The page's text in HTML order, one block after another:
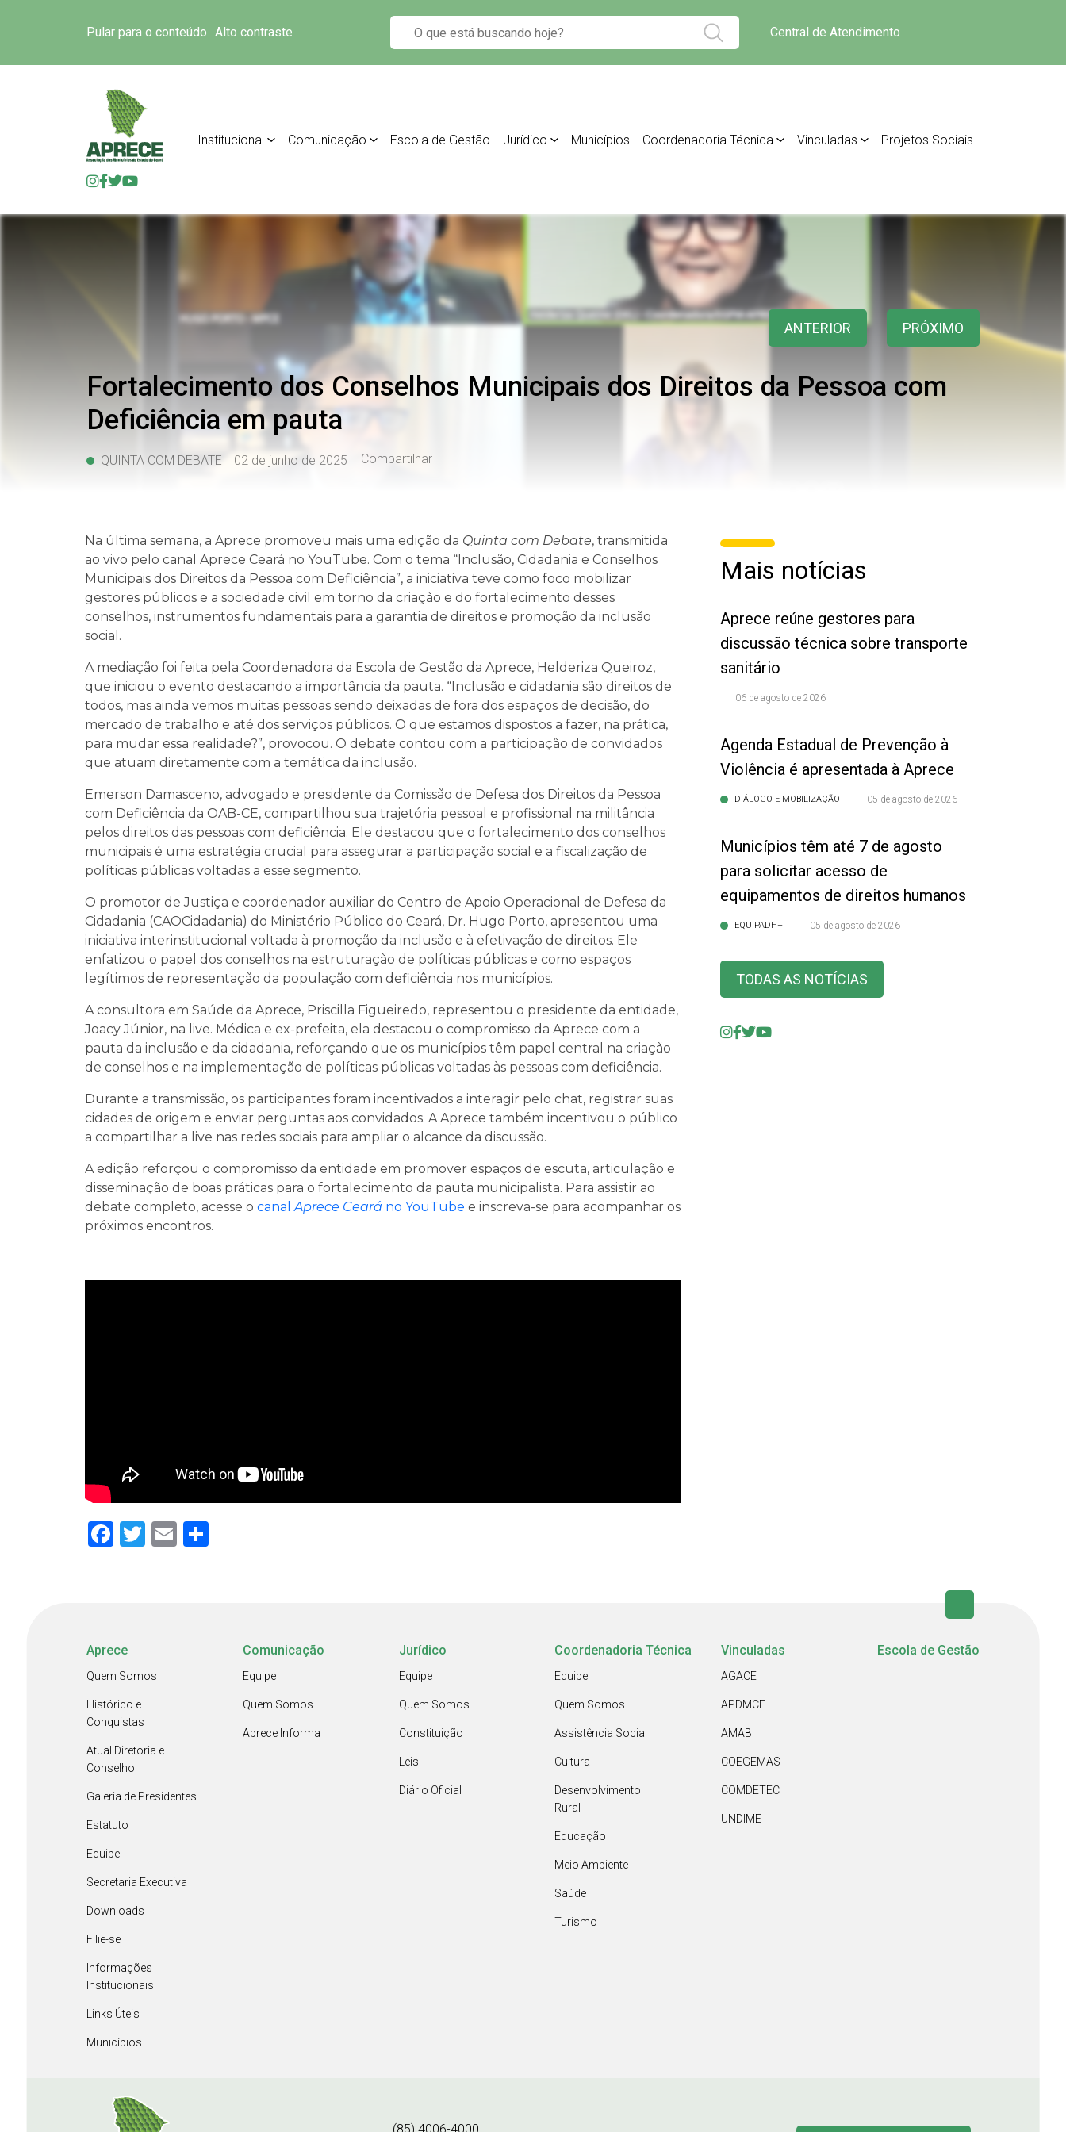
Pular para o conteúdo Alto contraste Central de Atendimento
Institucional Comunicação Escola de Gestão Jurídico Municípios Coordenadoria Técnica Vinculadas Projetos Sociais
ANTERIOR PRÓXIMO
Fortalecimento dos Conselhos Municipais dos Direitos da Pessoa com
Deficiência em pauta
QUINTA COM DEBATE 02 de junho de 2025 Compartilhar
Na última semana, a Aprece promoveu mais uma edição da Quinta com Debate, transmitida
ao vivo pelo canal Aprece Ceará no YouTube. Com o tema “Inclusão, Cidadania e Conselhos
Municipais dos Direitos da Pessoa com Deficiência”, a iniciativa teve como foco mobilizar
gestores públicos e a sociedade civil em torno da criação e do fortalecimento desses
conselhos, instrumentos fundamentais para a garantia de direitos e promoção da inclusão
social.
A mediação foi feita pela Coordenadora da Escola de Gestão da Aprece, Helderiza Queiroz,
que iniciou o evento destacando a importância da pauta. “Inclusão e cidadania são direitos de
todos, mas ainda vemos muitas pessoas sendo deixadas de fora dos espaços de decisão, do
mercado de trabalho e até dos serviços públicos. O que estamos dispostos a fazer, na prática,
para mudar essa realidade?”, provocou. O debate contou com a participação de convidados
que atuam diretamente com a temática da inclusão.
Emerson Damasceno, advogado e presidente da Comissão de Defesa dos Direitos da Pessoa
com Deficiência da OAB-CE, compartilhou sua trajetória pessoal e profissional na militância
pelos direitos das pessoas com deficiência. Ele destacou que o fortalecimento dos conselhos
municipais é uma estratégia crucial para assegurar a participação social e a fiscalização de
políticas públicas voltadas a esse segmento.
O promotor de Justiça e coordenador auxiliar do Centro de Apoio Operacional de Defesa da
Cidadania (CAOCidadania) do Ministério Público do Ceará, Dr. Hugo Porto, apresentou uma
iniciativa interinstitucional voltada à promoção da inclusão e à efetivação de direitos. Ele
enfatizou o papel dos conselhos na estruturação de políticas públicas e como espaços
legítimos de representação da população com deficiência nos municípios.
A consultora em Saúde da Aprece, Priscilla Figueiredo, representou o presidente da entidade,
Joacy Júnior, na live. Médica e ex-prefeita, ela destacou o compromisso da Aprece com a
pauta da inclusão e da cidadania, reforçando que os municípios têm papel central na criação
de conselhos e na implementação de políticas públicas voltadas às pessoas com deficiência.
Durante a transmissão, os participantes foram incentivados a interagir pelo chat, registrar suas
cidades de origem e enviar perguntas aos convidados. A Aprece também incentivou o público
a compartilhar a live nas redes sociais para ampliar o alcance da discussão.
A edição reforçou o compromisso da entidade em promover espaços de escuta, articulação e
disseminação de boas práticas para o fortalecimento da pauta municipalista. Para assistir ao
debate completo, acesse o canalAprece Ceará no YouTube e inscreva-se para acompanhar os
próximos encontros.
Facebook
Twitter
Email
Mais notícias
Aprece reúne gestores para
discussão técnica sobre transporte
sanitário
06 de agosto de 2026
Agenda Estadual de Prevenção à
Violência é apresentada à Aprece
DIÁLOGO E MOBILIZAÇÃO 05 de agosto de 2026
Municípios têm até 7 de agosto
para solicitar acesso de
equipamentos de direitos humanos
EQUIPADH+ 05 de agosto de 2026
TODAS AS NOTÍCIAS
Aprece
Quem Somos
Histórico e
Conquistas
Atual Diretoria e
Conselho
Galeria de Presidentes
Estatuto
Equipe
Secretaria Executiva
Downloads
Filie-se
Informações
Institucionais
Links Úteis
Municípios
Comunicação
Equipe
Quem Somos
Aprece Informa
Jurídico
Equipe
Quem Somos
Constituição
Leis
Diário Oficial
Coordenadoria Técnica
Equipe
Quem Somos
Assistência Social
Cultura
Desenvolvimento
Rural
Educação
Meio Ambiente
Saúde
Turismo
Vinculadas
AGACE
APDMCE
AMAB
COEGEMAS
COMDETEC
UNDIME
Escola de Gestão
(85) 4006-4000